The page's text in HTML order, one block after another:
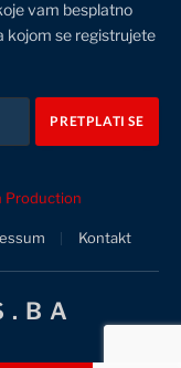
vam besplatno
kojom se registrujete
Production
Kontakt